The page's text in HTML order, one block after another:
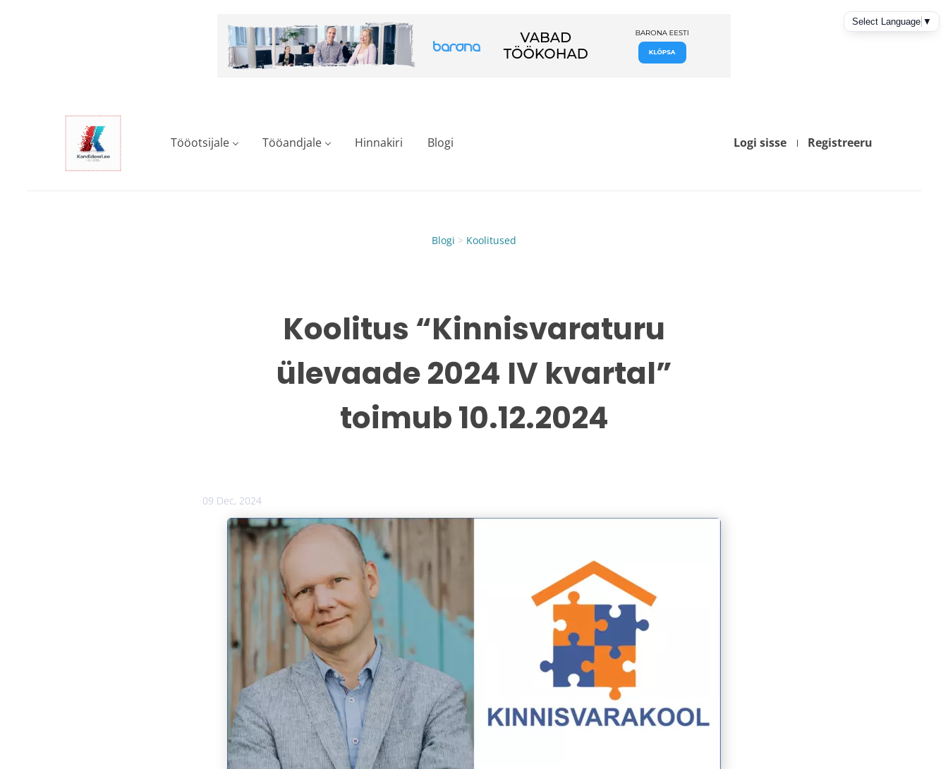
Logi sisse Registreeru
Tööotsijale Tööandjale Hinnakiri Blogi
Blogi > Koolitused
Koolitus “Kinnisvaraturu
ülevaade 2024 IV kvartal”
toimub 10.12.2024
09 Dec, 2024